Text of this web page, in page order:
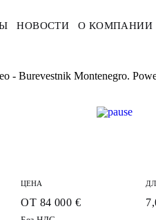
НОВОСТИ О КОМПАНИИ
- Burevestnik Montenegro.
ЦЕНА
ОТ 84 000 €